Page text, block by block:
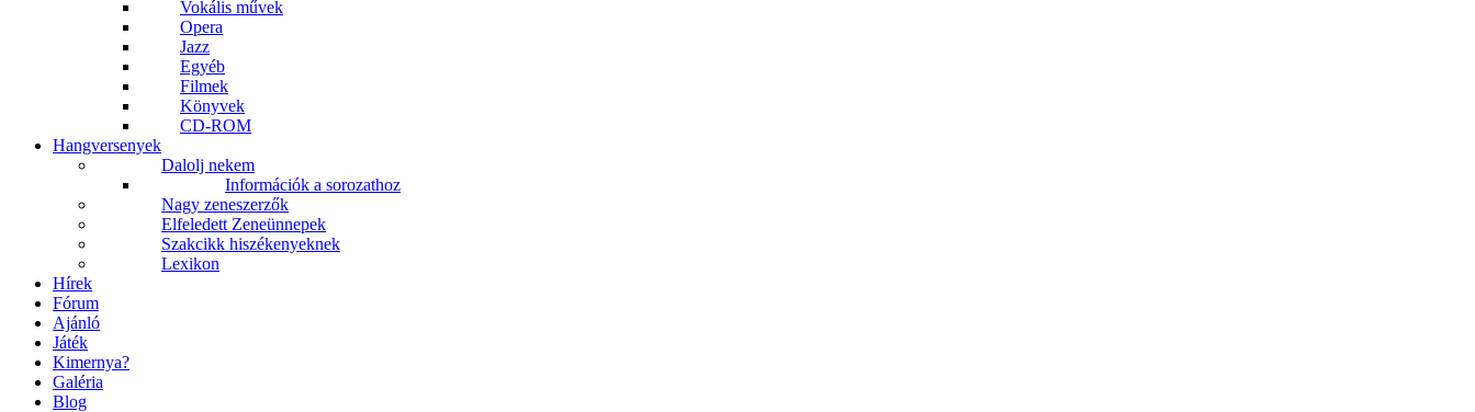
Vokális művek
Opera
Jazz
Egyéb
Filmek
Könyvek
CD-ROM
Hangversenyek
Dalolj nekem
Információk a sorozathoz
Nagy zeneszerzők
Elfeledett Zeneünnepek
Szakcikk hiszékenyeknek
Lexikon
Hírek
Fórum
Ajánló
Játék
Kimernya?
Galéria
Blog